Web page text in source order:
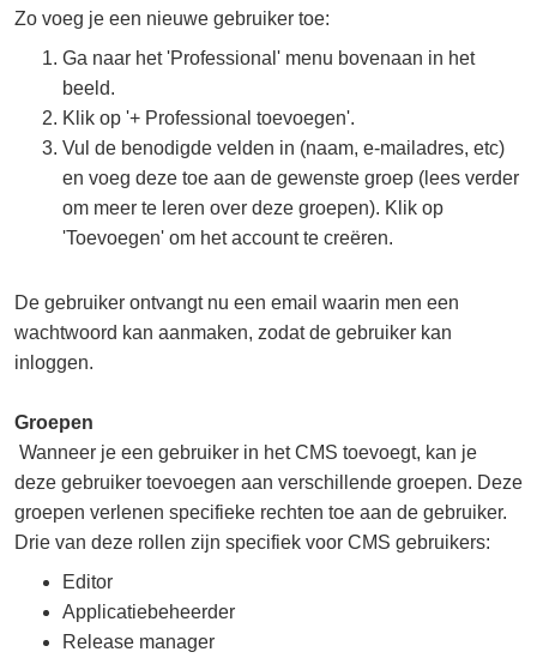
Zo voeg je een nieuwe gebruiker toe:
Ga naar het 'Professional' menu bovenaan in het
beeld.
Klik op '+ Professional toevoegen'.
Vul de benodigde velden in (naam, e-mailadres, etc)
en voeg deze toe aan de gewenste groep (lees verder
om meer te leren over deze groepen). Klik op
'Toevoegen' om het account te creëren.
De gebruiker ontvangt nu een email waarin men een
wachtwoord kan aanmaken, zodat de gebruiker kan
inloggen.
Groepen
Wanneer je een gebruiker in het CMS toevoegt, kan je
deze gebruiker toevoegen aan verschillende groepen. Deze
groepen verlenen specifieke rechten toe aan de gebruiker.
Drie van deze rollen zijn specifiek voor CMS gebruikers:
Editor
Applicatiebeheerder
Release manager